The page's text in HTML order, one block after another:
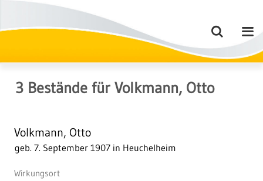
3 Bestände für Volkmann, Otto
Volkmann, Otto
geb. 7. September 1907 in Heuchelheim
Wirkungsort